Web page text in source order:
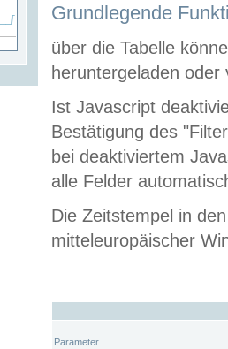
Grundlegende
über die Tabelle
heruntergeladen oder
Ist Javascript
Bestätigung des
bei deaktiviertem
alle Felder
Die Zeitstempel in
mitteleuropäischer
Parameter